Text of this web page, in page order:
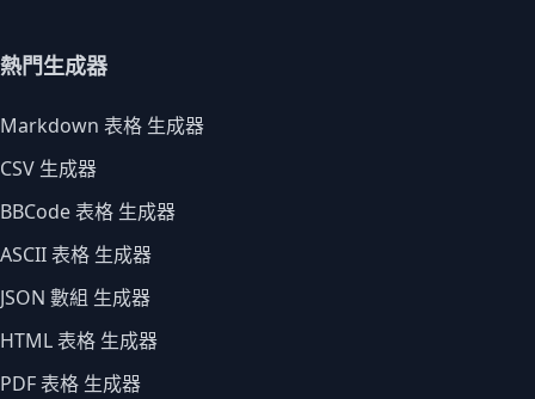
熱門生成器
Markdown 表格 生成器
CSV 生成器
BBCode 表格 生成器
ASCII 表格 生成器
JSON 數組 生成器
HTML 表格 生成器
PDF 表格 生成器